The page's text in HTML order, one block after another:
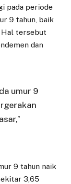
pada periode
9 tahun, baik
Hal tersebut
dan
umur 9
9 tahun naik
3,65